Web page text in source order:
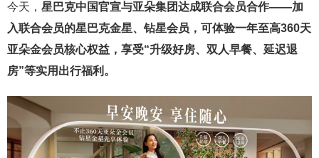
今天， 星巴克中国官宣与亚朵集团达成联合会员合作——加
入联合会员的星巴克金星、钻星会员，可体验一年至高360天
亚朵金会员核心权益，享受“升级好房、双人早餐、延迟退
房”等实用出行福利。